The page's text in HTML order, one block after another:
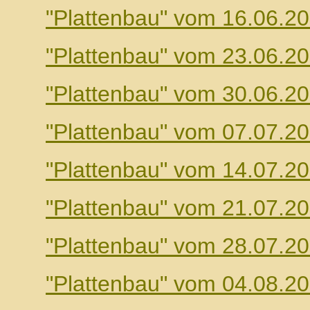
"Plattenbau" vom
"Plattenbau" vom
"Plattenbau" vom
"Plattenbau" vom
"Plattenbau" vom
"Plattenbau" vom
"Plattenbau" vom
"Plattenbau" vom